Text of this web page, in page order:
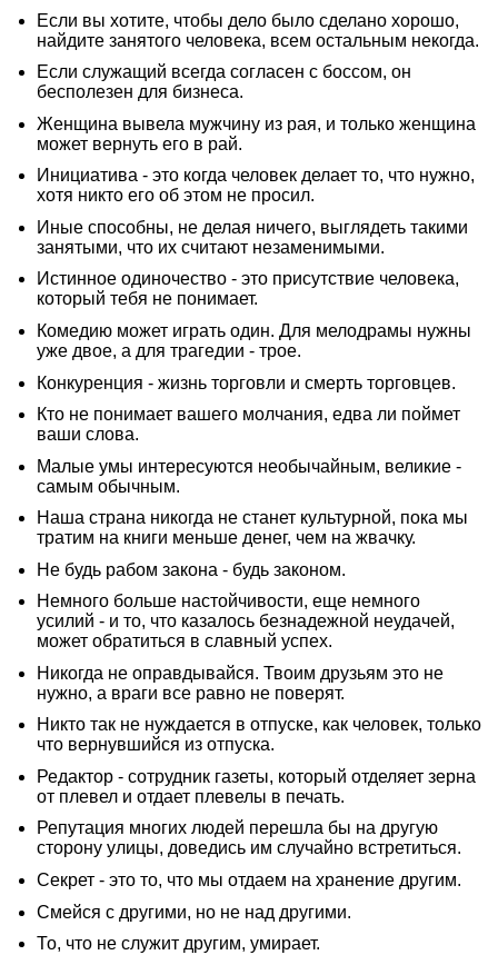
Если вы хотите, чтобы дело было сделано хорошо,
найдите занятого человека, всем остальным некогда.
Если служащий всегда согласен с боссом, он
бесполезен для бизнеса.
Женщина вывела мужчину из рая, и только женщина
может вернуть его в рай.
Инициатива - это когда человек делает то, что нужно,
хотя никто его об этом не просил.
Иные способны, не делая ничего, выглядеть такими
занятыми, что их считают незаменимыми.
Истинное одиночество - это присутствие человека,
который тебя не понимает.
Комедию может играть один. Для мелодрамы нужны
уже двое, а для трагедии - трое.
Конкуренция - жизнь торговли и смерть торговцев.
Кто не понимает вашего молчания, едва ли поймет
ваши слова.
Малые умы интересуются необычайным, великие -
самым обычным.
Наша страна никогда не станет культурной, пока мы
тратим на книги меньше денег, чем на жвачку.
Не будь рабом закона - будь законом.
Немного больше настойчивости, еще немного
усилий - и то, что казалось безнадежной неудачей,
может обратиться в славный успех.
Никогда не оправдывайся. Твоим друзьям это не
нужно, а враги все равно не поверят.
Никто так не нуждается в отпуске, как человек, только
что вернувшийся из отпуска.
Редактор - сотрудник газеты, который отделяет зерна
от плевел и отдает плевелы в печать.
Репутация многих людей перешла бы на другую
сторону улицы, доведись им случайно встретиться.
Секрет - это то, что мы отдаем на хранение другим.
Смейся с другими, но не над другими.
То, что не служит другим, умирает.